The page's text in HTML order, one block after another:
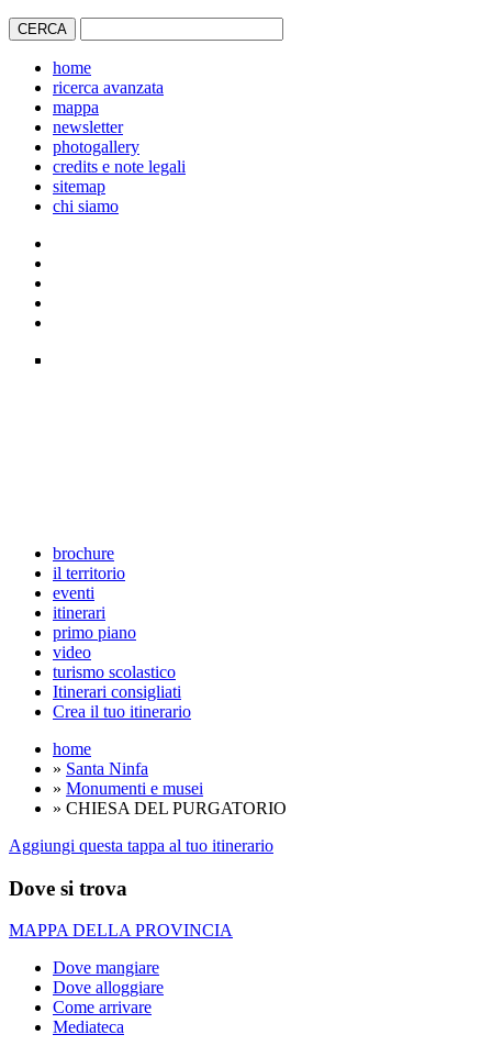
home
ricerca avanzata
mappa
newsletter
photogallery
credits e note legali
sitemap
chi siamo
brochure
il territorio
eventi
itinerari
primo piano
video
turismo scolastico
Itinerari consigliati
Crea il tuo itinerario
home
» Santa Ninfa
» Monumenti e musei
» CHIESA DEL PURGATORIO
Aggiungi questa tappa al tuo itinerario
Dove si trova
MAPPA DELLA PROVINCIA
Dove mangiare
Dove alloggiare
Come arrivare
Mediateca